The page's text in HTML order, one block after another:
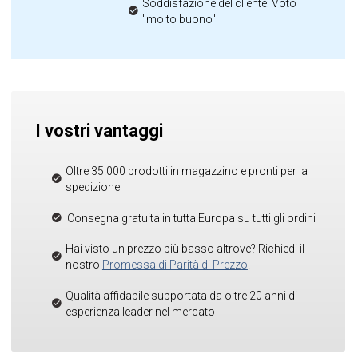
Soddisfazione del cliente: Voto
"molto buono"
I vostri vantaggi
Oltre 35.000 prodotti in magazzino e pronti per la
spedizione
Consegna gratuita in tutta Europa su tutti gli ordini
Hai visto un prezzo più basso altrove? Richiedi il
nostro Promessa di Parità di Prezzo!
Qualità affidabile supportata da oltre 20 anni di
esperienza leader nel mercato